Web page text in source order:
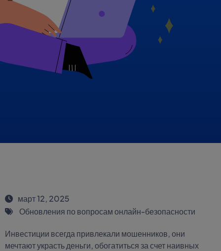
март 12, 2025
Обновления по вопросам онлайн-безопасности
Инвестиции всегда привлекали мошенников, они
мечтают украсть деньги, обогатиться за счет наивных